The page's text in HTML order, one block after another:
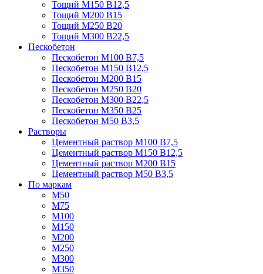
Тощий М150 В12,5
Тощий М200 В15
Тощий М250 В20
Тощий М300 В22,5
Пескобетон
Пескобетон М100 В7,5
Пескобетон М150 В12,5
Пескобетон М200 В15
Пескобетон М250 В20
Пескобетон М300 В22,5
Пескобетон М350 В25
Пескобетон М50 В3,5
Растворы
Цементный раствор М100 В7,5
Цементный раствор М150 В12,5
Цементный раствор М200 В15
Цементный раствор М50 В3,5
По маркам
М50
М75
М100
М150
М200
М250
М300
М350